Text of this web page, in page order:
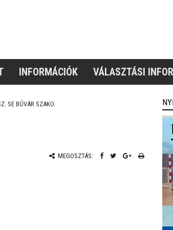
INFORMÁCIÓK VÁLASZTÁSI
SE BÚVÁR SZAKO.
MEGOSZTÁS: